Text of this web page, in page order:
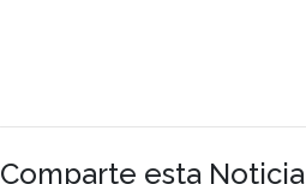
Comparte esta Noticia